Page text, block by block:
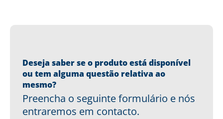
Deseja saber se o produto está disponível
ou tem alguma questão relativa ao
mesmo?
Preencha o seguinte formulário e nós
entraremos em contacto.